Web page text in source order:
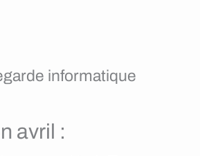
informatique
avril :